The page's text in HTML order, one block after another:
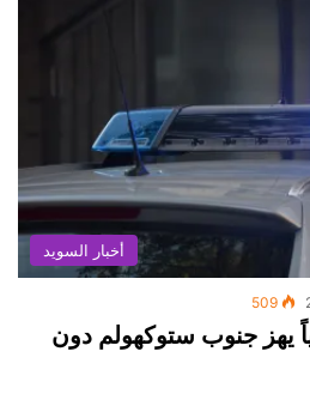
أخبار السويد
509
يهز جنوب ستوكهولم دون